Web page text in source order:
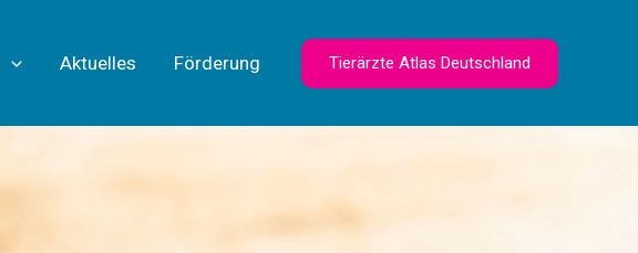
Aktuelles Förderung Tierärzte Atlas Deutschland